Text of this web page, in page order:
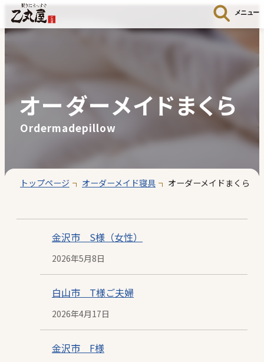
メニュー
オーダーメイドまくら
Ordermadepillow
トップページ オーダーメイド寝具 オーダーメイドまくら
金沢市 S様（女性）
投
稿
日
2026年5月8日
白山市 T様ご夫婦
投
稿
2026年4月17日
金沢市 F様